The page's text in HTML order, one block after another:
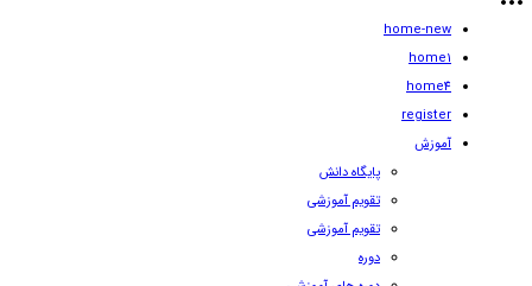
home-new
home1
home4
register
آموزش
پایگاه دانش
تقویم آموزشی
تقویم آموزشی
دوره